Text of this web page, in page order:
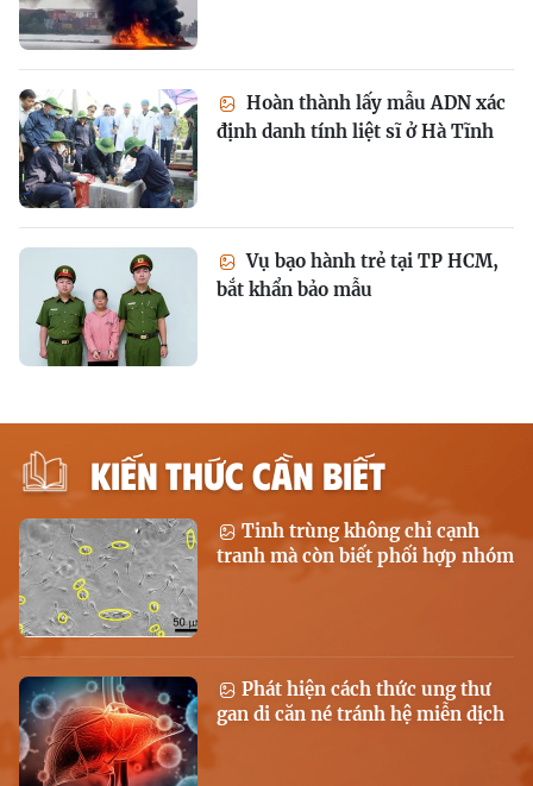
Hoàn thành lấy mẫu ADN xác
định danh tính liệt sĩ ở Hà Tĩnh
Vụ bạo hành trẻ tại TP HCM,
bắt khẩn bảo mẫu
KIẾN THỨC CẦN BIẾT
Tinh trùng không chỉ cạnh
tranh mà còn biết phối hợp nhóm
Phát hiện cách thức ung thư
gan di căn né tránh hệ miễn dịch